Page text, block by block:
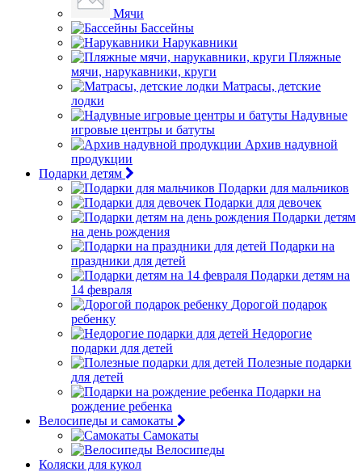
Мячи
Бассейны
Нарукавники
Пляжные
мячи, нарукавники, круги
Матрасы, детские
лодки
Надувные
игровые центры и батуты
Архив надувной
продукции
Подарки детям
Подарки для мальчиков
Подарки для девочек
Подарки детям
на день рождения
Подарки на
праздники для детей
Подарки детям на
14 февраля
Дорогой подарок
ребенку
Недорогие
подарки для детей
Полезные подарки
для детей
Подарки на
рождение ребенка
Велосипеды и самокаты
Самокаты
Велосипеды
Коляски для кукол